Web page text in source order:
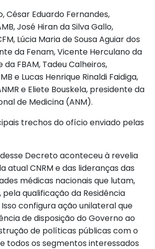
César Eduardo Fernandes,
José Hiran da Silva Gallo,
Lúcia Maria de Sousa Aguiar dos
da Fenam, Vicente Herculano da
da FBAM, Tadeu Calheiros,
e Lucas Henrique Rinaldi Faidiga,
e Eliete Bouskela, presidente da
de Medicina (ANM).
trechos do ofício enviado pelas
Decreto aconteceu à revelia
atual CNRM e das lideranças das
médicas nacionais que lutam,
qualificação da Residência
Isso configura ação unilateral que
de disposição do Governo ao
de políticas públicas com o
todos os segmentos interessados